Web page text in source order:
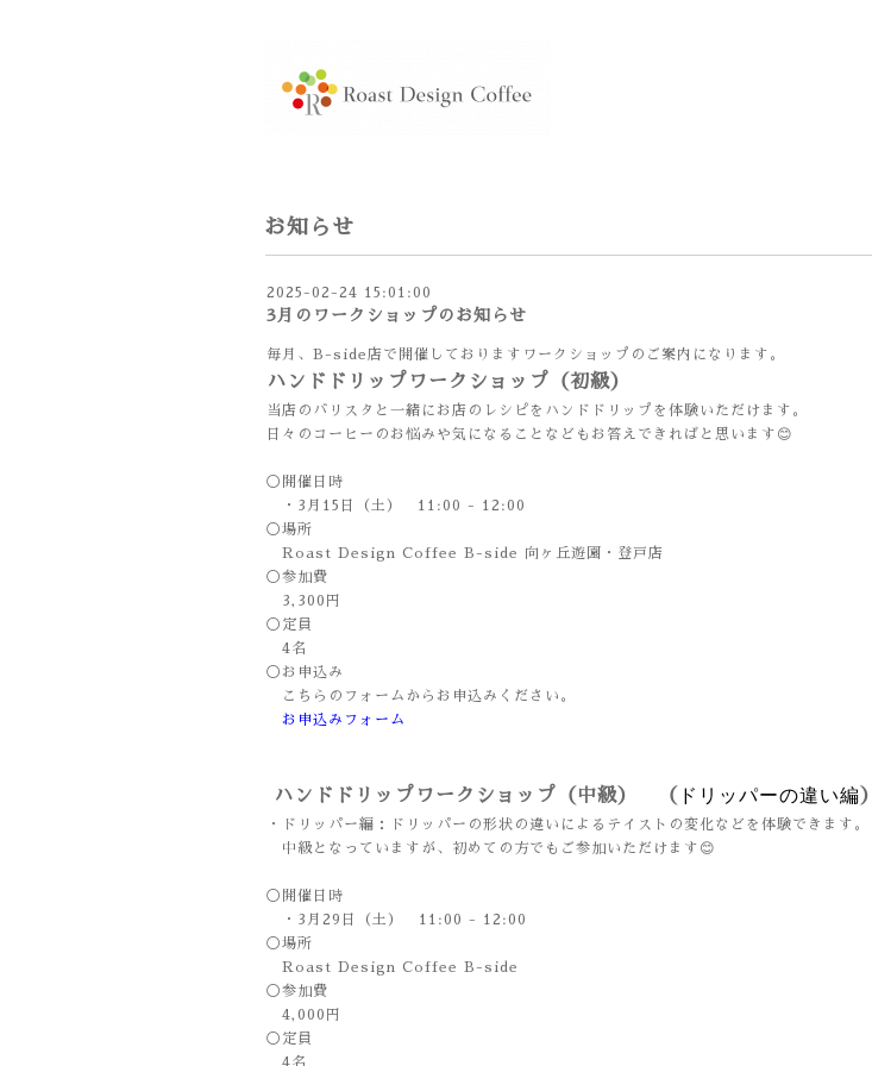
お知らせ
2025-02-24 15:01:00
3月のワークショップのお知らせ
毎月、B-side店で開催しておりますワークショップのご案内になります。
ハンドドリップワークショップ （初級）
当店のバリスタと一緒にお店のレシピをハンドドリップを体験いただけます。
日々のコーヒーのお悩みや気になることなどもお答えできればと思います😊
◯開催日時
・3月15日（土） 11:00 - 12:00
◯場所
Roast Design Coffee B-side 向ヶ丘遊園・登戸店
◯参加費
3,300円
◯定員
4名
◯お申込み
こちらのフォームからお申込みください。
お申込みフォーム
ハンドドリップワークショップ（中級） （ ドリッパーの違い編）
・ドリッパー編：ドリッパーの形状の違いによるテイストの変化などを体験できます。
中級となっていますが、初めての方でもご参加いただけます😊
◯開催日時
・3月29日（土） 11:00 - 12:00
◯場所
Roast Design Coffee B-side
◯参加費
4,000円
◯定員
4名